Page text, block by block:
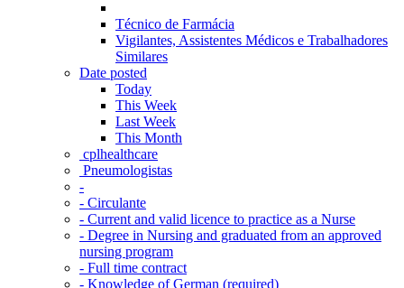
Técnico de Farmácia
Vigilantes, Assistentes Médicos e Trabalhadores
Similares
Date posted
Today
This Week
Last Week
This Month
‎ cplhealthcare‬
Pneumologistas
-
- Circulante
- Current and valid licence to practice as a Nurse
- Degree in Nursing and graduated from an approved
nursing program
- Full time contract
- Knowledge of German (required)